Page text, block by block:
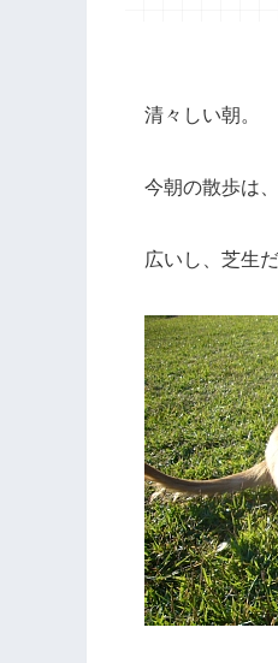
清々しい朝。
今朝の散歩は
広いし、芝生